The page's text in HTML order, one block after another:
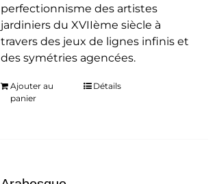
perfectionnisme des artistes
jardiniers du XVIIème siècle à
travers des jeux de lignes infinis et
des symétries agencées.
Ajouter au
panier
Détails